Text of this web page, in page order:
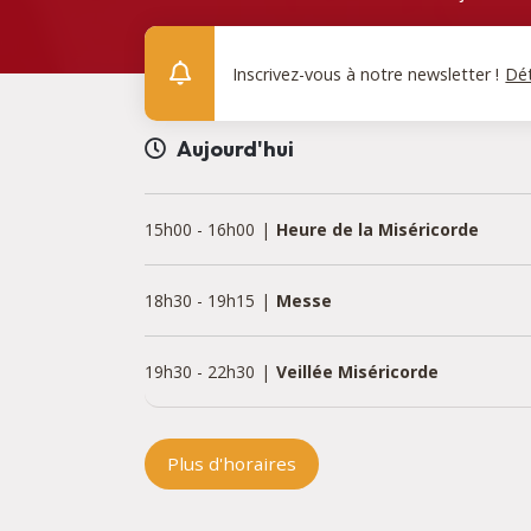
Inscrivez-vous à notre newsletter !
Aujourd'hui
15h00 - 16h00 Heure de la Miséricorde
18h30 - 19h15 Messe
19h30 - 22h30 Veillée Miséricorde
Plus d'horaires